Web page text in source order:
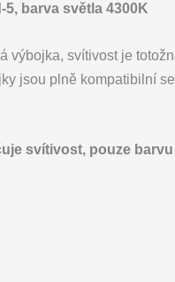
barva světla 4300K
výbojka, svítivost je
jsou plně kompatibilní
svítivost, pouze